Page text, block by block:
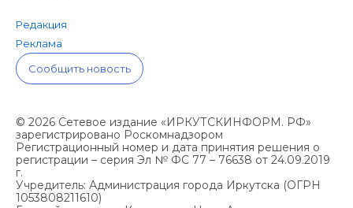
Редакция
Реклама
Сообщить новость
© 2026 Сетевое издание «ИРКУТСКИНФОРМ. РФ»
зарегистрировано Роскомнадзором
Регистрационный номер и дата принятия решения о
регистрации – серия Эл № ФС 77 – 76638 от 24.09.2019
г.
Учредитель: Администрация города Иркутска (ОГРН
1053808211610)